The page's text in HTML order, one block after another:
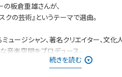
の板倉重雄さんが、
クの芸術』というテーマで選曲。
ュージシャン、著名クリエイター、文化
音楽空間をプロデュース。
ンバー、新たな出会いとなるようなナン
続きを読む